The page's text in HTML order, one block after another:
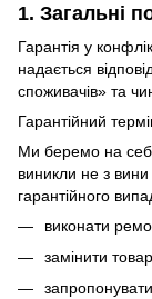
1. Загальні
Гарантія у
надається
споживачів» та
Гарантійний
Ми беремо на себе
виникли не з вини
гарантійного
виконати
замінити